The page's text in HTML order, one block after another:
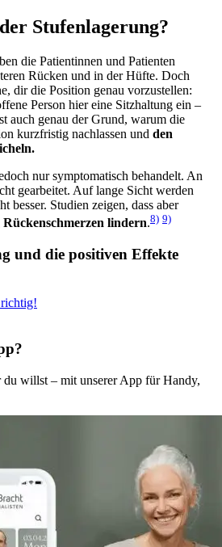
Stufenlagerung?
die Patientinnen und Patienten
Rücken und in der Hüfte. Doch
dir die Position genau vorzustellen:
Person hier eine Sitzhaltung ein –
auch genau der Grund, warum die
kurzfristig nachlassen und den
nur symptomatisch behandelt. An
gearbeitet. Auf lange Sicht werden
besser. Studien zeigen, dass aber
lindern.8) 9)
und die positiven Effekte
willst – mit unserer App für Handy,